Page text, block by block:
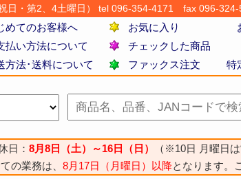
・第2、4土曜日） tel 096-354-4171 fax 096-324-
めてのお客様へ お気に入り
払い方法について チェックした商品
方法･送料について
ファックス注文 特
日： 8月8日（土）～16日（日） （※10日 月曜日
の業務は、 8月17日（月曜日）以降となります。